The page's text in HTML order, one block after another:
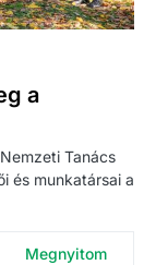
a
Tanács
és munkatársai a
Megnyitom